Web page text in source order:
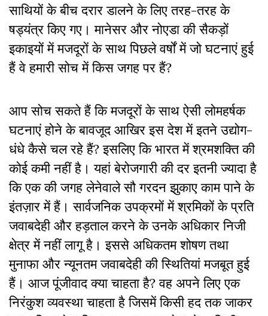
साथियों के बीच दरार डालने के लिए तरह-तरह के
षड्यंत्र किए गए। मानेसर और नोएडा की सैकड़ों
इकाइयों में मजदूरों के साथ पिछले वर्षों में जो घटनाएं हुई
हैं वे हमारी सोच में किस जगह पर हैं?
आप सोच सकते हैं कि मजदूरों के साथ ऐसी लोमहर्षक
घटनाएं होने के बावजूद आखिर इस देश में इतने उद्योग-
धंधे कैसे चल रहे हैं? इसलिए कि भारत में श्रमशक्ति की
कोई कमी नहीं है। यहां बेरोजगारी की दर इतनी ज्यादा है
कि एक की जगह लेनेवाले सौ गरदन झुकाए काम पाने के
इंतज़ार में हैं। सार्वजनिक उपक्रमों में श्रमिकों के प्रति
जवाबदेही और हड़ताल करने के उनके अधिकार निजी
क्षेत्र में नहीं लागू है। इससे अधिकतम शोषण तथा
मुनाफा और न्यूनतम जवाबदेही की स्थितियां मजबूत हुई
हैं। आज पूंजीवाद क्या चाहता है? वह अपने लिए एक
निरंकुश व्यवस्था चाहता है जिसमें किसी हद तक जाकर